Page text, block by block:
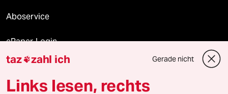
Aboservice
ePaper Login
Downloads für Abonnierende
taz zahl ich Gerade nicht
Links lesen, rechts